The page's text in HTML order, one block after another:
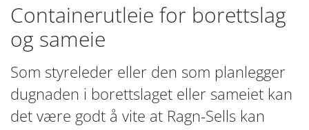
Containerutleie for borettslag
og sameie
Som styreleder eller den som planlegger
dugnaden i borettslaget eller sameiet kan
det være godt å vite at Ragn-Sells kan